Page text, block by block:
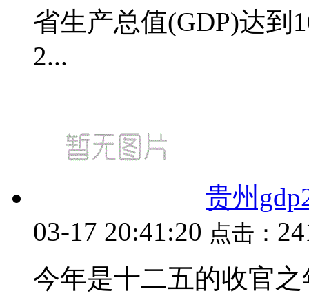
省生产总值(GDP)达到
2...
贵州
03-17 20:41:20 点击：
今年是十二五的收官